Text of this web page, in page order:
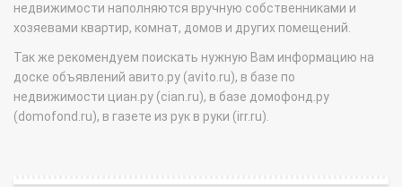
недвижимости наполняются вручную собственниками и
хозяевами квартир, комнат, домов и других помещений.
Так же рекомендуем поискать нужную Вам информацию на
доске объявлений авито.ру (avito.ru), в базе по
недвижимости циан.ру (cian.ru), в базе домофонд.ру
(domofond.ru), в газете из рук в руки (irr.ru).